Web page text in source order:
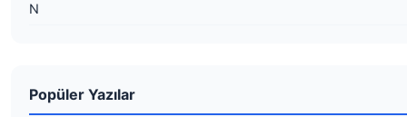
N
Popüler Yazılar